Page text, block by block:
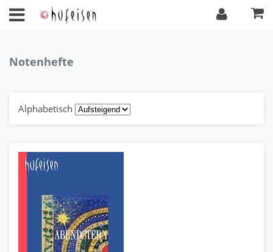
Notenhefte
Alphabetisch